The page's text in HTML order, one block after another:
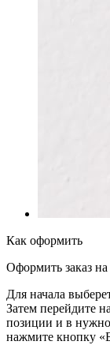
Как оформить
Оформить заказ
Для начала
Затем перейдите
позиции и в
нажмите кнопку